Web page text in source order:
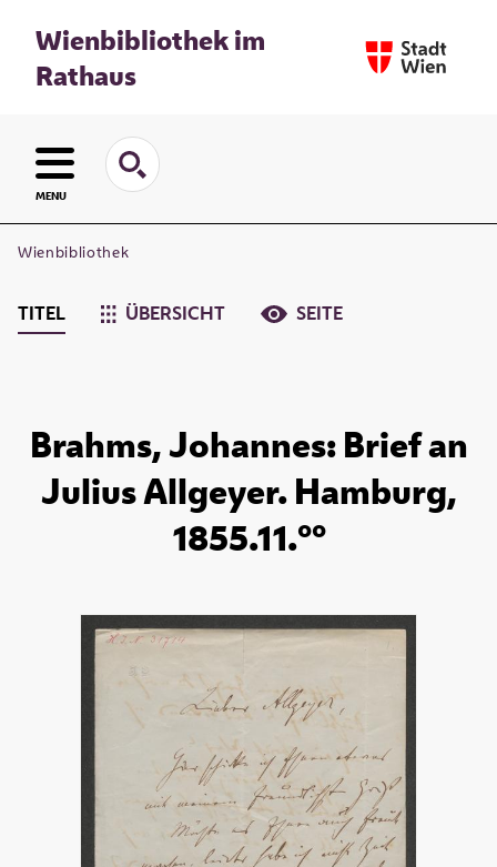
Wienbibliothek im
Rathaus
MENU
Wienbibliothek
TITEL ÜBERSICHT SEITE
Brahms, Johannes: Brief an
Julius Allgeyer. Hamburg,
1855.11.°°